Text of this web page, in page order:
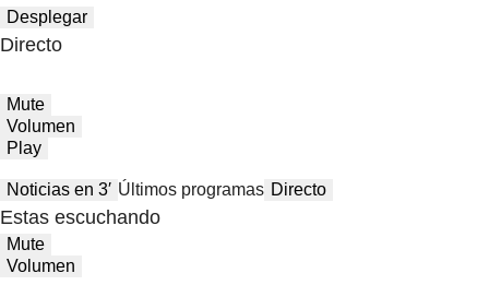
Desplegar
Directo
Mute
Volumen
Play
Noticias en 3′ Últimos programas Directo
Estas escuchando
Mute
Volumen